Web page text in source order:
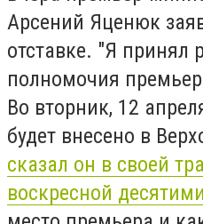
Арсений Яценюк
отставке. "Я принял
полномочия
Во вторник, 12
будет внесено в
сказал он в своей
воскресной